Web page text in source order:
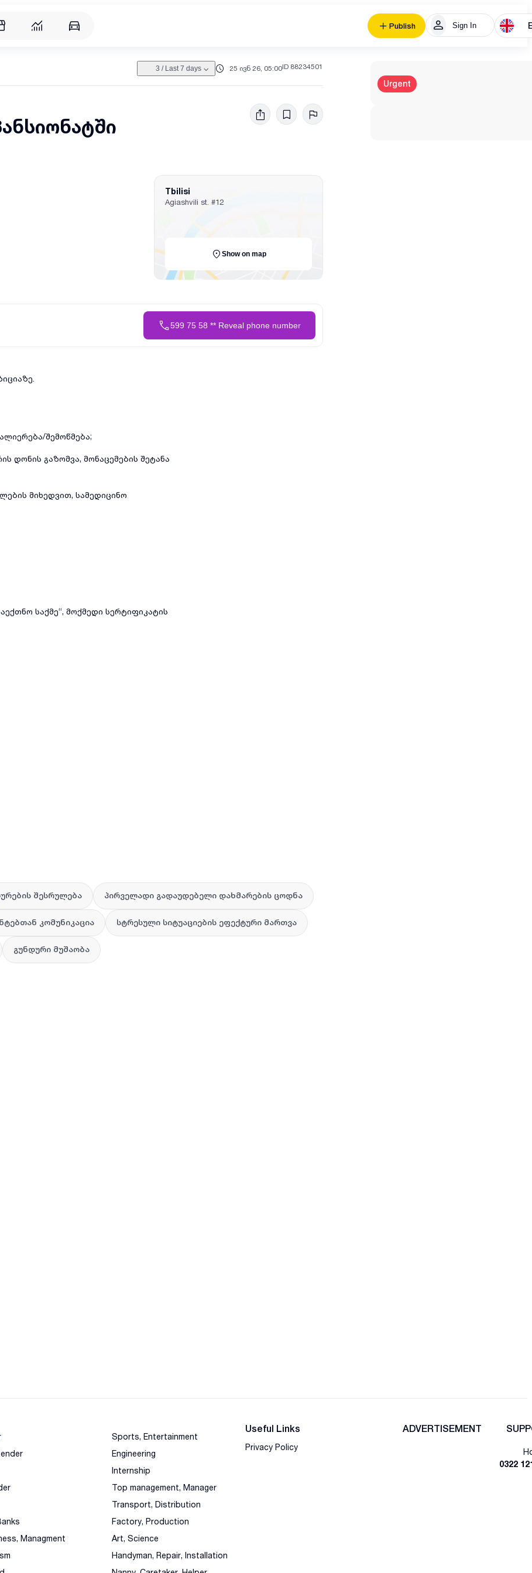
Publish Sign In
3 / Last 7 days 25 ივნ 26, 05:00ID 88234501
Tbilisi
Agiashvili st. #12
Show on map
599 75 58 ** Reveal phone number
შემოწმება;
დონის გაზომვა, მონაცემების შეტანა
მიხედვით, სამედიცინო
საქმე“, მოქმედი სერტიფიკატის
შესრულება პირველადი გადაუდებელი დახმარების ცოდნა
კომუნიკაცია სტრესული სიტუაციების ეფექტური მართვა
გუნდური მუშაობა
Urgent
Managment
Sports, Entertainment
Engineering
Internship
Top management, Manager
Transport, Distribution
Factory, Production
Art, Science
Handyman, Repair, Installation
ADVERTISEMENT
Useful Links
Privacy Policy
0322